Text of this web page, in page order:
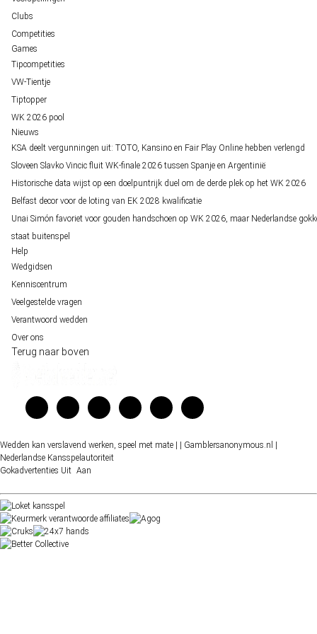
Clubs
Competities
Games
Tipcompetities
VW-Tientje
Tiptopper
WK 2026 pool
Nieuws
KSA deelt vergunningen uit: TOTO, Kansino en Fair Play Online hebben verlengd
Sloveen Slavko Vincic fluit WK-finale 2026 tussen Spanje en Argentinië
Historische data wijst op een doelpuntrijk duel om de derde plek op het WK 2026
Belfast decor voor de loting van EK 2028 kwalificatie
Unai Simón favoriet voor gouden handschoen op WK 2026, maar Nederlandse
staat buitenspel
Help
Wedgidsen
Kenniscentrum
Veelgestelde vragen
Verantwoord wedden
Over ons
Terug naar boven
Wedden kan verslavend werken, speel met mate | | Gamblersanonymous.nl |
Nederlandse Kansspelautoriteit
Gokadvertenties Uit Aan